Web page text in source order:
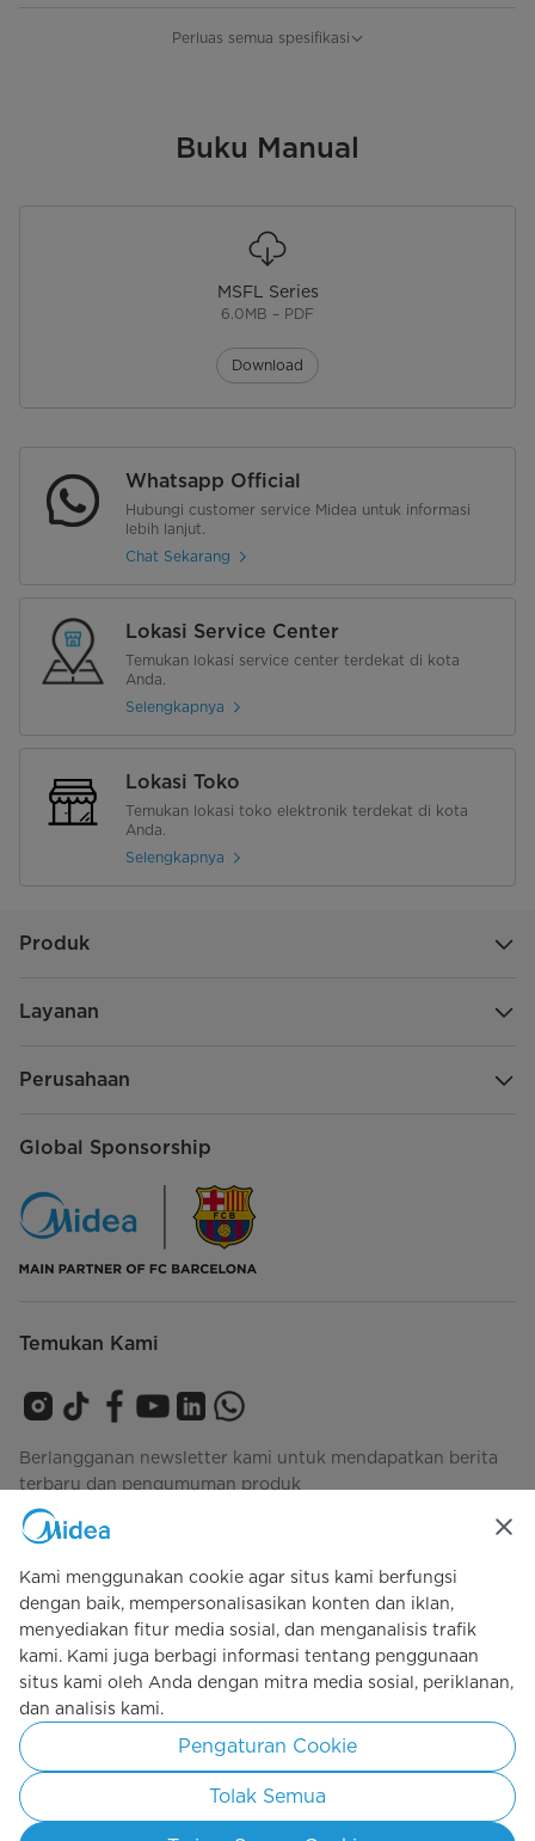
10 Tahun Kompresor | 5 Tahun
Perluas semua spesifikasi
Buku Manual
MSFL Series
6.0MB – PDF
Download
Whatsapp Official
Hubungi customer service Midea untuk informasi
lebih lanjut.
Chat Sekarang
Lokasi Service Center
Temukan lokasi service center terdekat di kota
Anda.
Selengkapnya
Lokasi Toko
Temukan lokasi toko elektronik terdekat di kota
Anda.
Selengkapnya
Produk
Layanan
Perusahaan
Global Sponsorship
Temukan Kami
Berlangganan newsletter kami untuk mendapatkan berita
terbaru dan pengumuman produk
Lihat bagaimana kami mengelola data Andaprivacy-
policy
Hak cipta 2026 Copyright Midea. Kebijakan dilindungi oleh Undang-
undang.
Kebijakan Pribadi Cookie Consent
Kami menggunakan cookie agar situs kami berfungsi
dengan baik, mempersonalisasikan konten dan iklan,
menyediakan fitur media sosial, dan menganalisis trafik
kami. Kami juga berbagi informasi tentang penggunaan
situs kami oleh Anda dengan mitra media sosial, periklanan,
dan analisis kami.
Pengaturan Cookie
Tolak Semua